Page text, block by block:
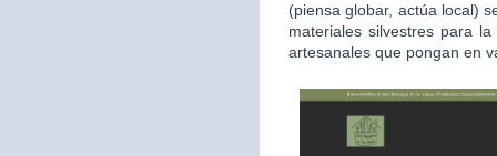
(piensa globar, actúa local)
materiales silvestres para
artesanales que pongan en